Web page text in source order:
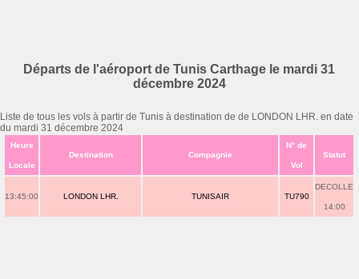
Départs de l'aéroport de Tunis Carthage le mardi 31
décembre 2024
Liste de tous les vols à partir de Tunis à destination de de LONDON LHR. en date
du mardi 31 décembre 2024
Heure
Locale
Destination Compagnie
N° de
Vol
Statut
13:45:00 LONDON LHR. TUNISAIR TU790
DECOLLE
14:00